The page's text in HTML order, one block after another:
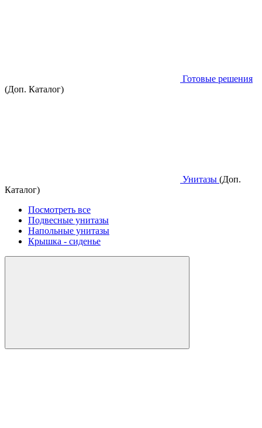
Готовые решения
(Доп. Каталог)
Унитазы (Доп.
Каталог)
Посмотреть все
Подвесные унитазы
Напольные унитазы
Крышка - сиденье